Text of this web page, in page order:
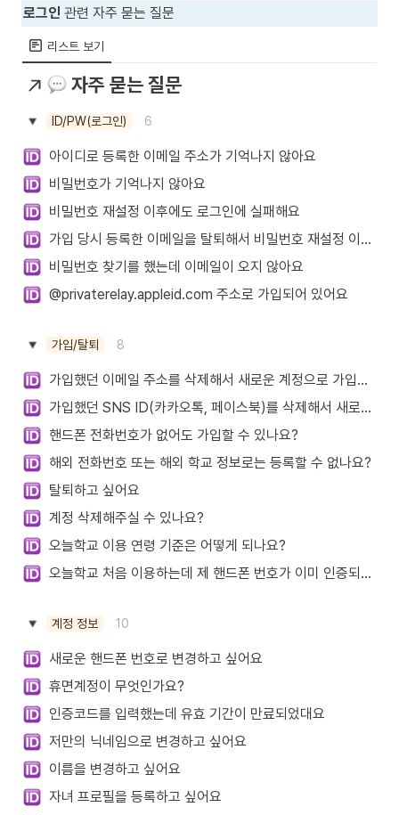
로그인 관련 자주 묻는 질문
리스트 보기
자주 묻는 질문
ID/PW(로그인) 6
아이디로 등록한 이메일 주소가 기억나지 않아요
비밀번호가 기억나지 않아요
비밀번호 재설정 이후에도 로그인에 실패해요
가입 당시 등록한 이메일을 탈퇴해서 비밀번호 재설정 이메일을 받을 수 없어요
비밀번호 찾기를 했는데 이메일이 오지 않아요
@privaterelay.appleid.com 주소로 가입되어 있어요
가입/탈퇴 8
가입했던 이메일 주소를 삭제해서 새로운 계정으로 가입하고 싶어요
가입했던 SNS ID(카카오톡, 페이스북)를 삭제해서 새로운 계정으로 가입하고 싶어요
핸드폰 전화번호가 없어도 가입할 수 있나요?
해외 전화번호 또는 해외 학교 정보로는 등록할 수 없나요?
탈퇴하고 싶어요
계정 삭제해주실 수 있나요?
오늘학교 이용 연령 기준은 어떻게 되나요?
오늘학교 처음 이용하는데 제 핸드폰 번호가 이미 인증되어 있다는 안내를 받았어요
계정 정보 10
새로운 핸드폰 번호로 변경하고 싶어요
휴면계정이 무엇인가요?
인증코드를 입력했는데 유효 기간이 만료되었대요
저만의 닉네임으로 변경하고 싶어요
이름을 변경하고 싶어요
자녀 프로필을 등록하고 싶어요